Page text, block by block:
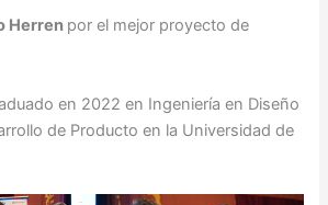
Herren por el mejor proyecto de
en 2022 en Ingeniería en Diseño
de Producto en la Universidad de